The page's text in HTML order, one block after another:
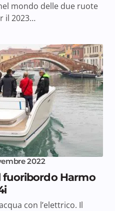
mondo delle due ruote
il 2023…
2022
fuoribordo Harmo
con l’elettrico. Il